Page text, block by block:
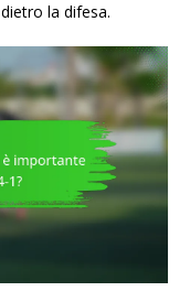
la difesa.